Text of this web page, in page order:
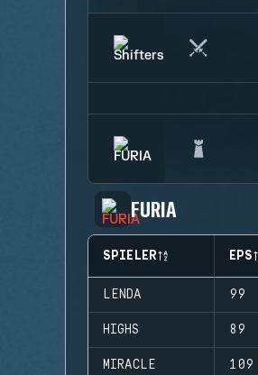
FURIA
SPIELER EPS
LENDA 99
HIGHS 89
MIRACLE 109